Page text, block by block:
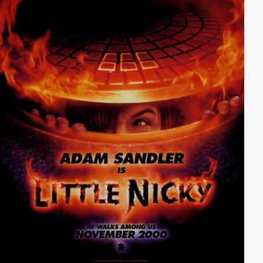
Chance auf ein neues Leben eröffnet. Doch dann
kommt raus, dass er in Wirklichkeit kein Agent ist und
auf einmal wird es ziemlich brenzlig für sie…